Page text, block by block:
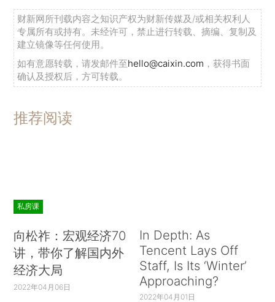
财新网所刊载内容之知识产权为财新传媒及/或相关权利人
专属所有或持有。未经许可，禁止进行转载、摘编、复制及
建立镜像等任何使用。
如有意愿转载，请发邮件至hello@caixin.com ，获得书面
确认及授权后，方可转载。
推荐阅读
私房课
向松祚：宏观经济70
讲，带你了解国内外
经济大局
2022年04月06日
In Depth: As
Tencent Lays Off
Staff, Is Its ‘Winter’
Approaching?
2022年04月01日